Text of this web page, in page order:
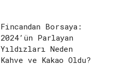
Fincandan Borsaya:
2024’ün Parlayan
Yıldızları Neden
Kahve ve Kakao Oldu?